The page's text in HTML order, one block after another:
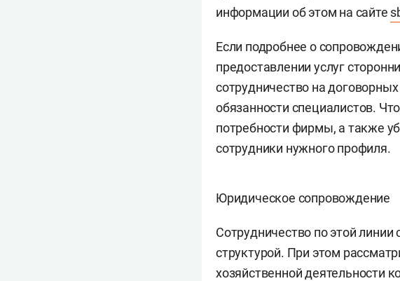
информации об этом на сайте
Если подробнее о
предоставлении услуг
сотрудничество на
обязанности специалистов.
потребности фирмы, а также
сотрудники нужного профиля.
Юридическое сопровождение
Сотрудничество по этой линии
структурой. При этом
хозяйственной деятельности